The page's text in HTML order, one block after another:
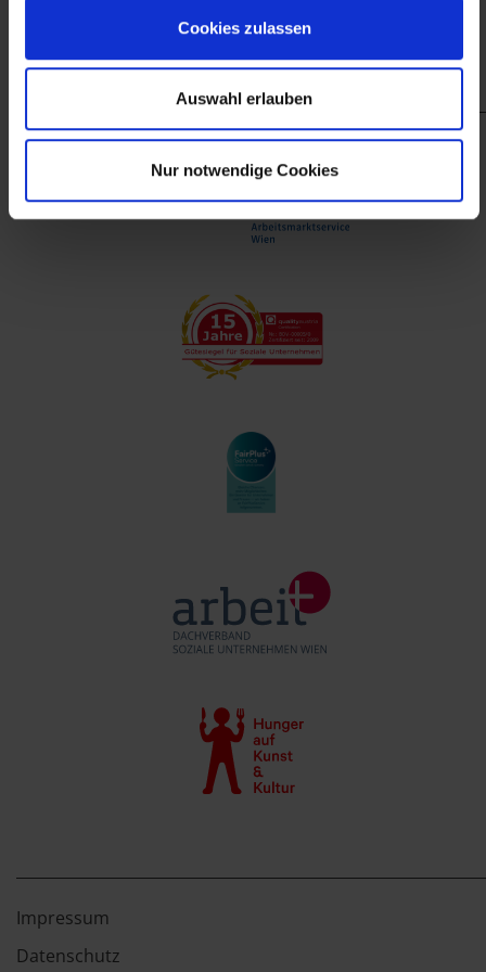
Cookies zulassen
Auswahl erlauben
Nur notwendige Cookies
finanzieller Unterstützung des Arbeitsmarktservice
Wien.
Impressum
Datenschutz